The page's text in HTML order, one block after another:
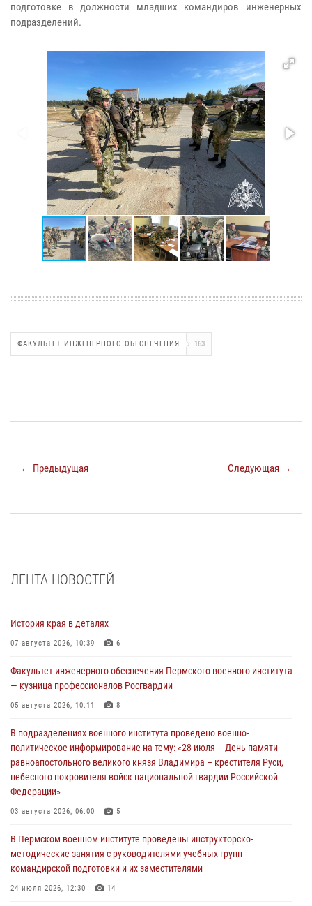
подготовке в должности младших командиров инженерных
подразделений.
ФАКУЛЬТЕТ ИНЖЕНЕРНОГО ОБЕСПЕЧЕНИЯ 163
← Предыдущая Следующая →
ЛЕНТА НОВОСТЕЙ
История края в деталях
07 августа 2026, 10:39 6
Факультет инженерного обеспечения Пермского военного института
— кузница профессионалов Росгвардии
05 августа 2026, 10:11 8
В подразделениях военного института проведено военно-
политическое информирование на тему: «28 июля – День памяти
равноапостольного великого князя Владимира – крестителя Руси,
небесного покровителя войск национальной гвардии Российской
Федерации»
03 августа 2026, 06:00 5
В Пермском военном институте проведены инструкторско-
методические занятия с руководителями учебных групп
командирской подготовки и их заместителями
24 июля 2026, 12:30 14